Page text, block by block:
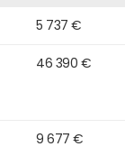
5 737 €
46 390 €
9 677 €